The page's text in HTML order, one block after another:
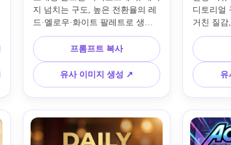
지 넘치는 구도, 높은 전환율의 레
드·옐로우·화이트 팔레트로 생생
한 소매 세일 포스터를 만드세요.
역동적인 기하학적 형태, 깔끔한
제품 디스플레이 공간, 선명한 대
비, 프로모션의 긴박감, 모던한 상
업적 조화, 클릭 가능하고 광고에
최적화된 광택 마감 처리를 포함하
세요.
프롬프트 복사
유사 이미지 생성 ↗
디토리얼
거친 질
사용한
션 포스터
넘치는
픽 요소,
블루-그
심 패션
스타일링
유